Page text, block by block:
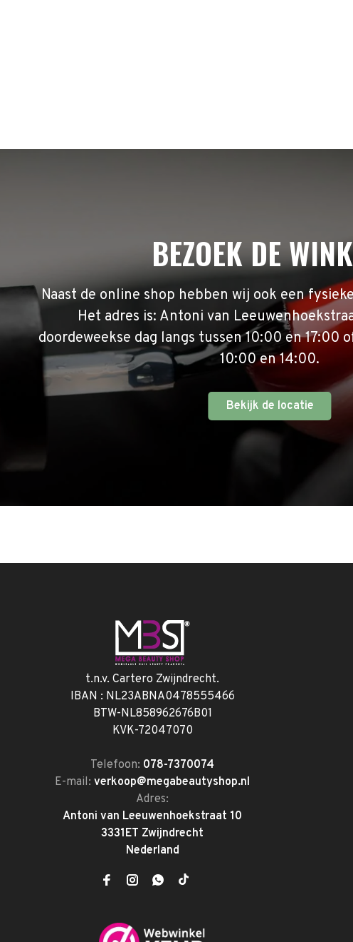
BEZOEK DE
Naast de online shop hebben wij ook een
Het adres is: Antoni van
doordeweekse dag langs tussen 10:00 en 17:00
10:00 en 14:00.
Bekijk de locatie
t.n.v. Cartero Zwijndrecht.
IBAN : NL23ABNA0478555466
BTW-NL858962676B01
KVK-72047070
Telefoon: 078-7370074
E-mail:verkoop@megabeautyshop.nl
Adres:
Antoni van Leeuwenhoekstraat 10
3331ET Zwijndrecht
Nederland